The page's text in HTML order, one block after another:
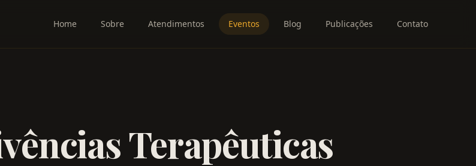
Home Sobre Atendimentos Eventos Blog Publicações Contato
Terapêuticas